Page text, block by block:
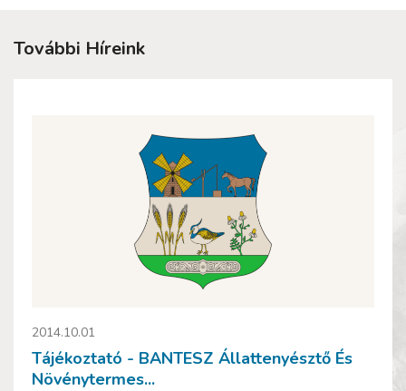
További Híreink
2014.10.01
Tájékoztató - BANTESZ Állattenyésztő És
Növénytermes...